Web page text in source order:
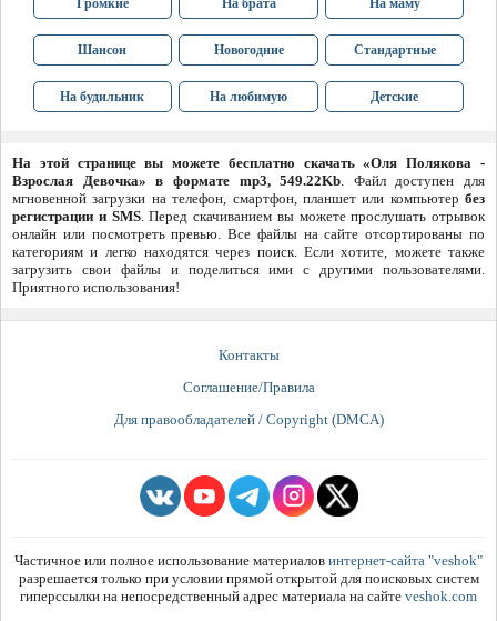
Громкие На брата На маму
Шансон Новогодние Стандартные
На будильник На любимую Детские
На этой странице вы можете бесплатно скачать «Оля Полякова -
Взрослая Девочка» в формате mp3, 549.22Kb. Файл доступен для
мгновенной загрузки на телефон, смартфон, планшет или компьютер без
регистрации и SMS. Перед скачиванием вы можете прослушать отрывок
онлайн или посмотреть превью. Все файлы на сайте отсортированы по
категориям и легко находятся через поиск. Если хотите, можете также
загрузить свои файлы и поделиться ими с другими пользователями.
Приятного использования!
Контакты
Соглашение/Правила
Для правообладателей / Copyright (DMCA)
Частичное или полное использование материалов интернет-сайта "veshok"
разрешается только при условии прямой открытой для поисковых систем
гиперссылки на непосредственный адрес материала на сайте veshok.com